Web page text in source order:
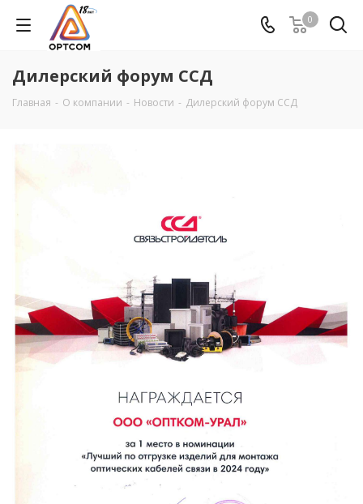
0
Дилерский форум ССД
Главная - О компании - Новости - Дилерский форум ССД